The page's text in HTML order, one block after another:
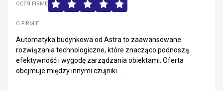
O FIRMIE
Automatyka budynkowa od Astra to zaawansowane
rozwiązania technologiczne, które znacząco podnoszą
efektywność i wygodę zarządzania obiektami. Oferta
obejmuje między innymi czujniki...
OCEŃ FIRMĘ